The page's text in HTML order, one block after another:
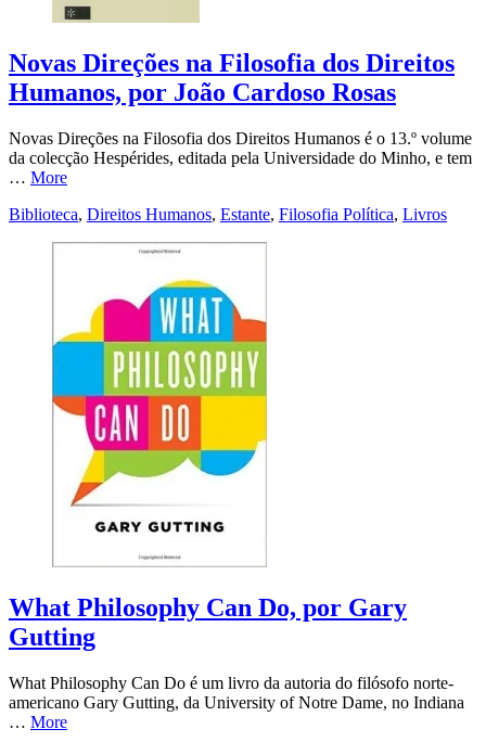
Novas Direções na Filosofia dos Direitos
Humanos, por João Cardoso Rosas
Novas Direções na Filosofia dos Direitos Humanos é o 13.º volume
da colecção Hespérides, editada pela Universidade do Minho, e tem
… More
Biblioteca, Direitos Humanos, Estante, Filosofia Política, Livros
What Philosophy Can Do, por Gary
Gutting
What Philosophy Can Do é um livro da autoria do filósofo norte-
americano Gary Gutting, da University of Notre Dame, no Indiana
… More